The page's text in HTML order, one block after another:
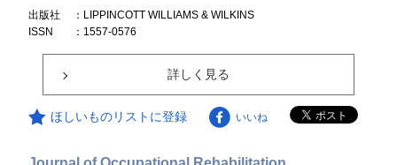
出版社
：LIPPINCOTT WILLIAMS & WILKINS
ISSN
：1557-0576
詳しく見る
ほしいものリストに登録 いいね